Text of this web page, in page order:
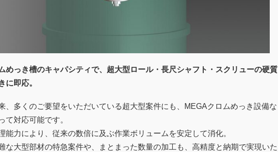
めっき槽のキャパシティで、超大型ロール・長尺シャフト・スクリューの硬質
に即応。
、多くのご要望をいただいている超大型案件にも、MEGAクロムめっき設備な
て対応可能です。
能力により、従来の数倍に及ぶ作業ボリュームを安定して消化。
な大型部材の特急案件や、まとまった数量の加工も、高精度と納期で実現いた